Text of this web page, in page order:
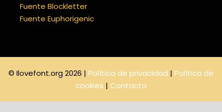
Fuente Blockletter
Fuente Euphorigenic
© Ilovefont.org 2026 | Política de privacidad | Política de
cookies | Contacto